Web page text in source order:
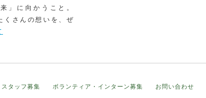
」に向かうこと。
くさんの想いを、ぜ
スタッフ募集 ボランティア・インターン募集 お問い合わせ